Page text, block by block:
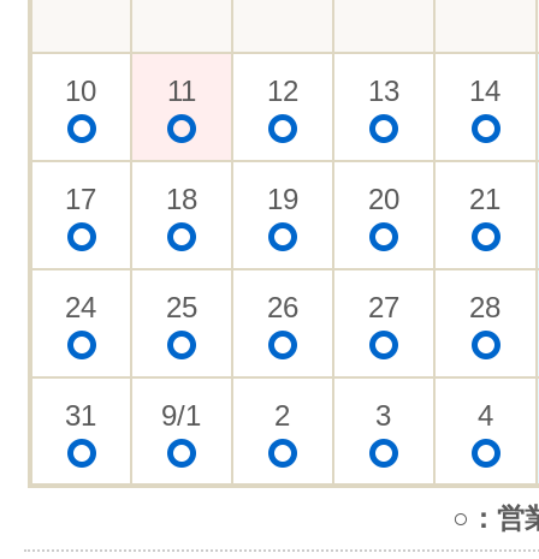
10 11 12 13 14
17 18 19 20 21
24 25 26 27 28
31 9/1 2 3 4
○：営